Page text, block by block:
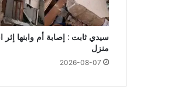
سيدي ثابت : إصابة أم وابنها إثر
منزل
2026-08-07